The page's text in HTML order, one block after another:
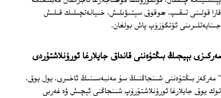
قارا قولىنى تىقىپ، ھوقوق سېتىۋىلىش، خىيانەتچىلىك قىلىش
جىنايەتلىرىنى ئۆتكۈزۈپ پاش بولغان.
مەركىزى بېيجىڭ بىڭتۇەننى قانداق جايلارغا ئورۇنلاشتۇردى
" مەركەز بىڭتۇەننى شىنجاڭنىڭ سۇ مەنبەسىنىڭ ئاخىرى، يول يوق،
توك يوق جايلارغا ئورۇنلاشتۇرۇپ شىنجاڭنى ئېچىش ۋە غەربى